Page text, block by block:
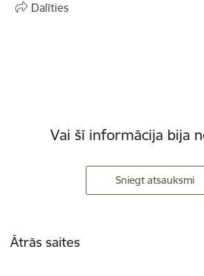
Dalīties
Vai šī informācija bija
Sniegt atsauksmi
Ātrās saites